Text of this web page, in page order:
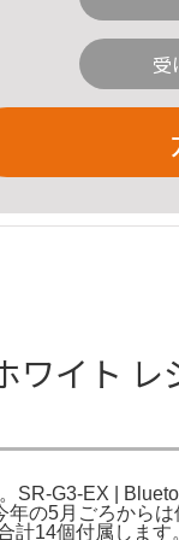
受
ワイト
G3-EX |
の5月ごろから
14個付属しま